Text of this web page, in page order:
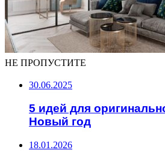
НЕ ПРОПУСТИТЕ
30.06.2025
5 идей для
Новый год
18.01.2026